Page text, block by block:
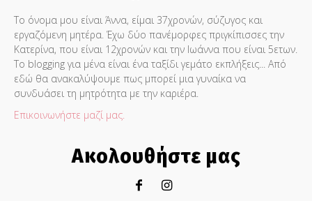
Το όνομα μου είναι Άννα, είμαι 37χρονών, σύζυγος και
εργαζόμενη μητέρα. Έχω δύο πανέμορφες πριγκίπισσες την
Κατερίνα, που είναι 12χρονών και την Ιωάννα που είναι 5ετων.
Το blogging για μένα είναι ένα ταξίδι γεμάτο εκπλήξεις... Από
εδώ θα ανακαλύψουμε πως μπορεί μια γυναίκα να
συνδυάσει τη μητρότητα με την καριέρα.
Επικοινωνήστε μαζί μας.
Ακολουθήστε μας